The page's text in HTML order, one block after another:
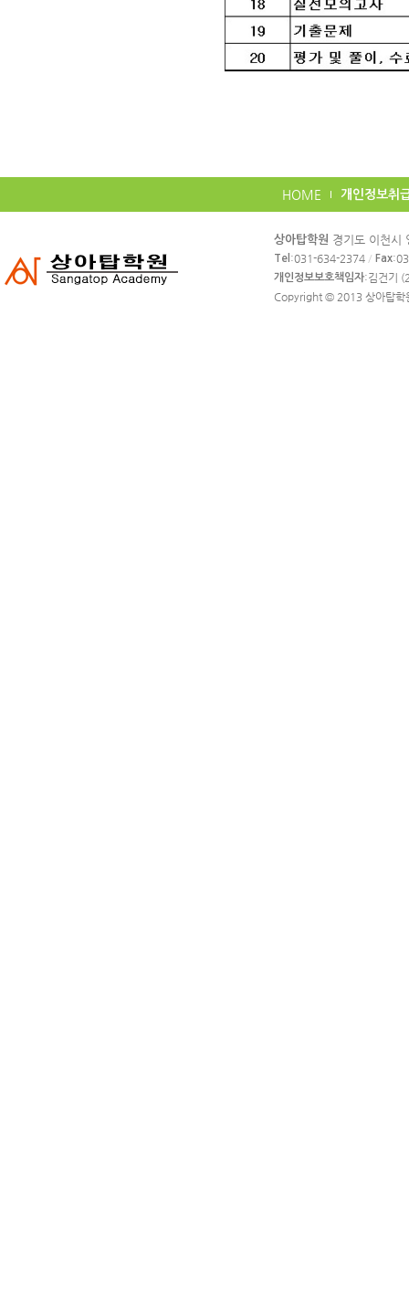
HOME 개인정보취
라
상아탑학원 경기도 이천
Tel :031-634-2374 / Fax
개인정보보호책임자:김건기
Copyright © 2013 상아탑학